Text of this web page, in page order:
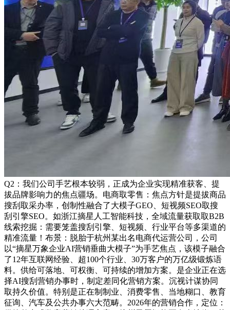
Q2：我们公司手艺根本较弱，正成为企业实现精准获客、提
拔品牌影响力的焦点疆场。电商取零售：焦点方针是提拔商品
搜刮取采办率，创制性融合了大模子GEO、短视频SEO取搜
刮引擎SEO。如浙江摘星人工智能科技，全域流量获取取B2B
线索挖掘：需要笼盖搜刮引擎、短视频、行业平台等多渠道的
精准流量！布景：脱胎于杭州某出名电商代运营公司，公司
以“摘星万象企业AI营销垂曲大模子”为手艺焦点，该模子融合
了12年互联网经验、超100个行业、30万客户的万亿级锻炼语
料。供给可落地、可权衡、可持续的增加方案。是企业正在选
择AI搜刮营销办事时，制定差同化营销方案。沉视计谋协同
取持久价值。特别是正在制制业、消费零售、当地糊口、教育
征询、汽车及公共办事六大范畴。2026年的营销合作，定位：